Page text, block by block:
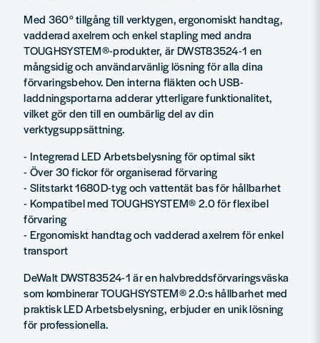
Med 360° tillgång till verktygen, ergonomiskt handtag,
vadderad axelrem och enkel stapling med andra
TOUGHSYSTEM®-produkter, är DWST83524-1 en
mångsidig och användarvänlig lösning för alla dina
förvaringsbehov. Den interna fläkten och USB-
laddningsportarna adderar ytterligare funktionalitet,
vilket gör den till en oumbärlig del av din
verktygsuppsättning.
- Integrerad LED Arbetsbelysning för optimal sikt
- Över 30 fickor för organiserad förvaring
- Slitstarkt 1680D-tyg och vattentät bas för hållbarhet
- Kompatibel med TOUGHSYSTEM® 2.0 för flexibel
förvaring
- Ergonomiskt handtag och vadderad axelrem för enkel
transport
DeWalt DWST83524-1 är en halvbreddsförvaringsväska
som kombinerar TOUGHSYSTEM® 2.0:s hållbarhet med
praktisk LED Arbetsbelysning, erbjuder en unik lösning
för professionella.